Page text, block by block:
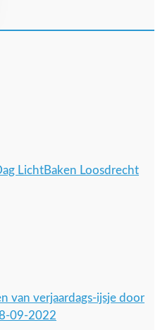
LichtBaken Loosdrecht
van verjaardags-ijsje door
09-2022